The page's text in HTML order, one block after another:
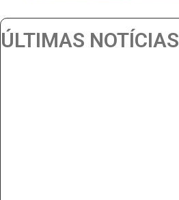
ÚLTIMAS NOTÍCIAS